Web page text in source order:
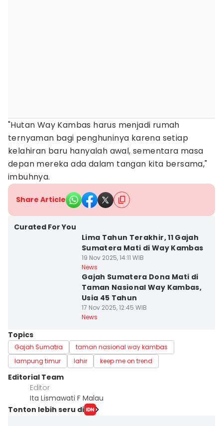
"Hutan Way Kambas harus menjadi rumah
ternyaman bagi penghuninya karena setiap
kelahiran baru hanyalah awal, sementara masa
depan mereka ada dalam tangan kita bersama,"
imbuhnya.
Share Article
Curated For You
Lima Tahun Terakhir, 11 Gajah
Sumatera Mati di Way Kambas
19 Nov 2025, 14:11 WIB
News
Gajah Sumatera Dona Mati di
Taman Nasional Way Kambas,
Usia 45 Tahun
17 Nov 2025, 12:45 WIB
News
Topics
Gajah Sumatra
taman nasional way kambas
lampung timur
lahir keep me on trend
Editorial Team
Editor
Ita Lismawati F Malau
Tonton lebih seru di